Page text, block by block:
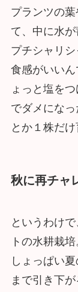
プランツの
て、中に水
プチシャリ
食感がいい
ょっと塩を
でダメにな
とか１株だ
秋に再チャ
というわけ
トの水耕栽
しょっぱい
まで引き下